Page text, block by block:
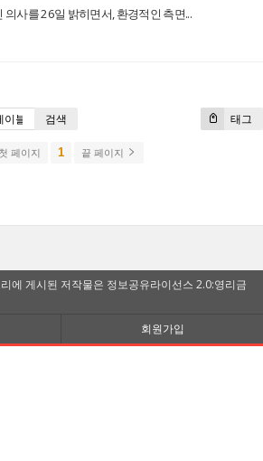
사를 26일 밝히면서, 환경적인 측면...
태그
검색
첫 페이지 1 끝 페이지
에 게시된 저작물은 정보공유라이선스 2.0:영리금
회원가입